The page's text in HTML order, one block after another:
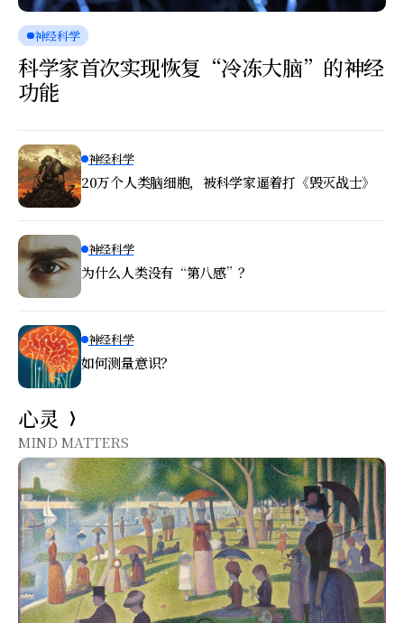
神经科学
科学家首次实现恢复“冷冻大脑”的神经
功能
神经科学
20万个人类脑细胞，被科学家逼着打《毁灭战士》
神经科学
为什么人类没有“第八感”？
神经科学
如何测量意识？
心灵
MIND MATTERS